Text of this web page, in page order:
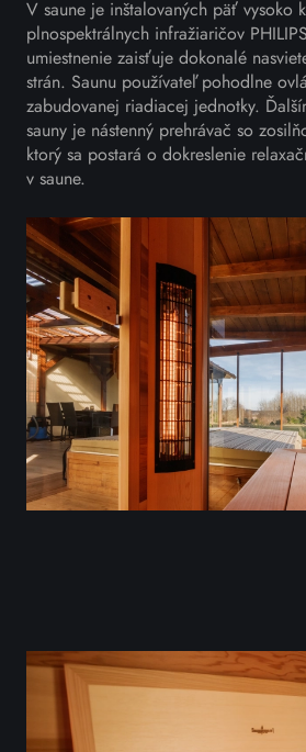
V saune je inštalovaných päť vysoko
plnospektrálnych infražiaričov
umiestnenie zaisťuje dokonalé
strán. Saunu používateľ pohodlne
zabudovanej riadiacej jednotky.
sauny je nástenný prehrávač so
ktorý sa postará o dokreslenie
v saune.